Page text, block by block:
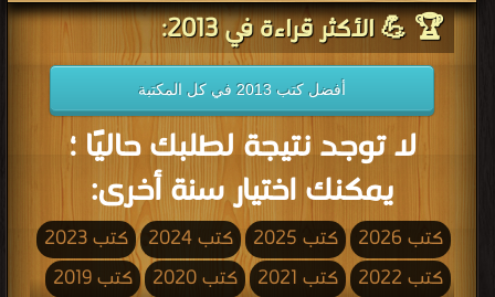
🏆 💪 الأكثر قراءة في 2013:
أفضل كتب 2013 في كل المكتبة
لا توجد نتيجة لطلبك حاليًا ؛
يمكنك اختيار سنة أخرى:
كتب 2026 كتب 2025 كتب 2024
كتب 2023
كتب 2022
كتب 2021 كتب 2020
كتب 2019